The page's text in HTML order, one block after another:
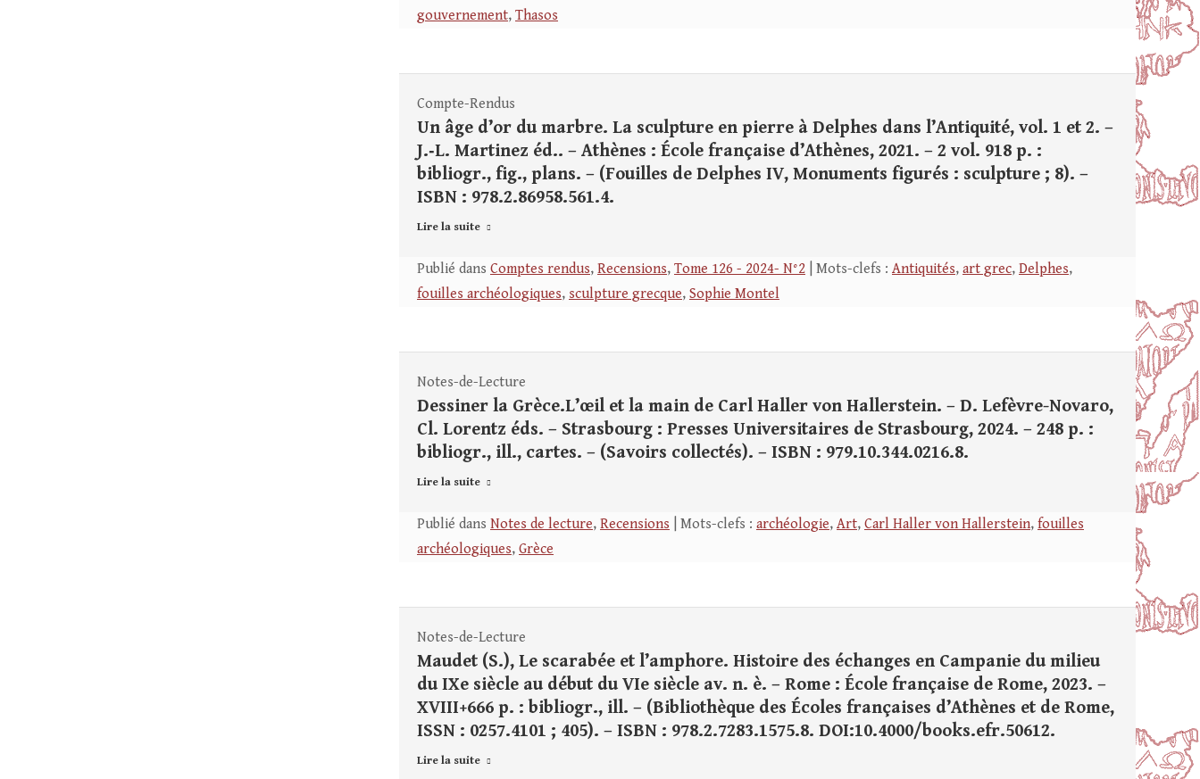
gouvernement, Thasos
Compte-Rendus
Un âge d’or du marbre. La sculpture en pierre à Delphes dans l’Antiquité, vol. 1 et 2. –
J.‑L. Martinez éd.. – Athènes : École française d’Athènes, 2021. – 2 vol. 918 p. :
bibliogr., fig., plans. – (Fouilles de Delphes IV, Monuments figurés : sculpture ; 8). –
ISBN : 978.2.86958.561.4.
Lire la suite
Publié dans Comptes rendus, Recensions, Tome 126 - 2024- N°2 | Mots-clefs : Antiquités, art grec, Delphes,
fouilles archéologiques, sculpture grecque, Sophie Montel
Notes-de-Lecture
Dessiner la Grèce.L’œil et la main de Carl Haller von Hallerstein. – D. Lefèvre-Novaro,
Cl. Lorentz éds. – Strasbourg : Presses Universitaires de Strasbourg, 2024. – 248 p. :
bibliogr., ill., cartes. – (Savoirs collectés). – ISBN : 979.10.344.0216.8.
Lire la suite
Publié dans Notes de lecture, Recensions | Mots-clefs : archéologie, Art, Carl Haller von Hallerstein, fouilles
archéologiques, Grèce
Notes-de-Lecture
Maudet (S.), Le scarabée et l’amphore. Histoire des échanges en Campanie du milieu
du IXe siècle au début du VIe siècle av. n. è. – Rome : École française de Rome, 2023. –
XVIII+666 p. : bibliogr., ill. – (Bibliothèque des Écoles françaises d’Athènes et de Rome,
ISSN : 0257.4101 ; 405). – ISBN : 978.2.7283.1575.8. DOI:10.4000/books.efr.50612.
Lire la suite